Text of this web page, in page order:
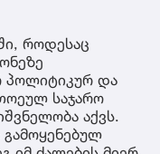
როდესაც
პოლიტიკურ და
საჯარო
აქვს.